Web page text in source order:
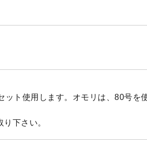
ト使用します。オモリは、80号を
下さい。